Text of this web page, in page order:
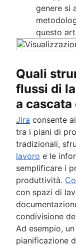
genere si
questo
Quali
flussi di
a cascata
Jira consente
tra i piani di
tradizionali,
lavoro e le
semplificare i
produttività.
con spazi di
condivisione
Ad esempio,
pianificazione